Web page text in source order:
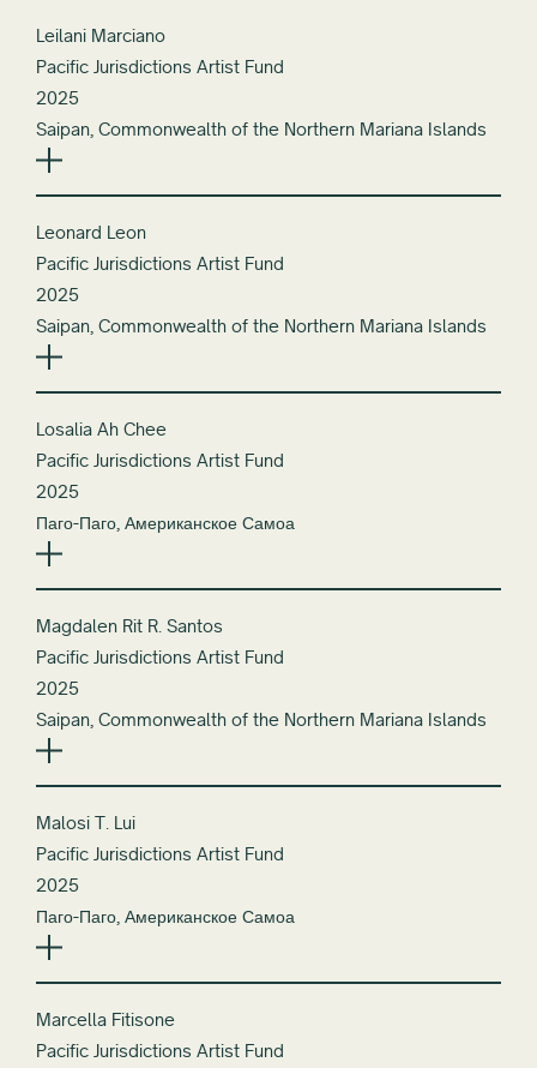
Leilani Marciano
Pacific Jurisdictions Artist Fund
2025
Saipan, Commonwealth of the Northern Mariana Islands
Leonard Leon
Pacific Jurisdictions Artist Fund
2025
Saipan, Commonwealth of the Northern Mariana Islands
Losalia Ah Chee
Pacific Jurisdictions Artist Fund
2025
Паго-Паго, Американское Самоа
Magdalen Rit R. Santos
Pacific Jurisdictions Artist Fund
2025
Saipan, Commonwealth of the Northern Mariana Islands
Malosi T. Lui
Pacific Jurisdictions Artist Fund
2025
Паго-Паго, Американское Самоа
Marcella Fitisone
Pacific Jurisdictions Artist Fund